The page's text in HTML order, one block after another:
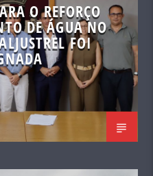
O REFORÇO
DE ÁGUA NO
FOI